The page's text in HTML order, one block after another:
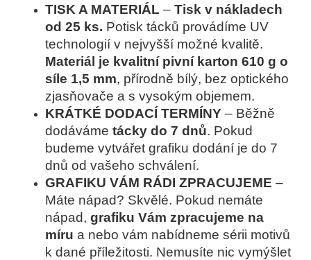
TISK A MATERIÁL – Tisk v nákladech
od 25 ks. Potisk tácků provádíme UV
technologií v nejvyšší možné kvalitě.
Materiál je kvalitní pivní karton 610 g o
síle 1,5 mm, přírodně bílý, bez optického
zjasňovače a s vysokým objemem.
KRÁTKÉ DODACÍ TERMÍNY – Běžně
dodáváme tácky do 7 dnů. Pokud
budeme vytvářet grafiku dodání je do 7
dnů od vašeho schválení.
GRAFIKU VÁM RÁDI ZPRACUJEME –
Máte nápad? Skvělé. Pokud nemáte
nápad, grafiku Vám zpracujeme na
míru a nebo vám nabídneme sérii motivů
k dané příležitosti. Nemusíte nic vymýšlet